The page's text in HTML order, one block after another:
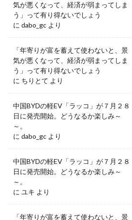
気が悪くなって、経済が弱まってしま
う」って有り得ないでしょう
に dabo_gc より
「年寄りが富を蓄えて使わないと、景
気が悪くなって、経済が弱まってしま
う」って有り得ないでしょう
に ちりとて より
中国BYDの軽EV「ラッコ」が７月２８
日に発売開始。どうなるか楽しみ～
～。
に dabo_gc より
中国BYDの軽EV「ラッコ」が７月２８
日に発売開始。どうなるか楽しみ～
～。
に ユキ より
「年寄りが富を蓄えて使わないと、景